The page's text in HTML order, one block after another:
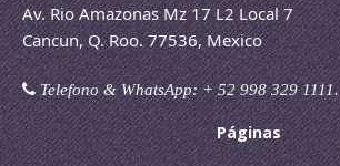
Av. Rio Amazonas Mz 17 L2 Local 7
Cancun, Q. Roo. 77536, Mexico
Telefono & WhatsApp: + 52 998 329 1111.
Páginas